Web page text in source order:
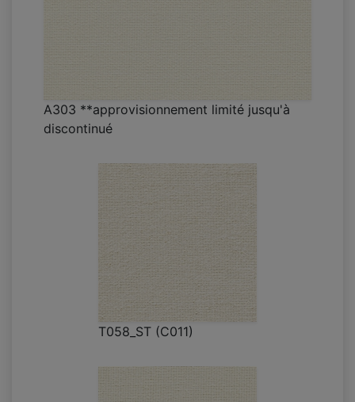
A303 **approvisionnement limité jusqu'à
discontinué
T058_ST (C011)